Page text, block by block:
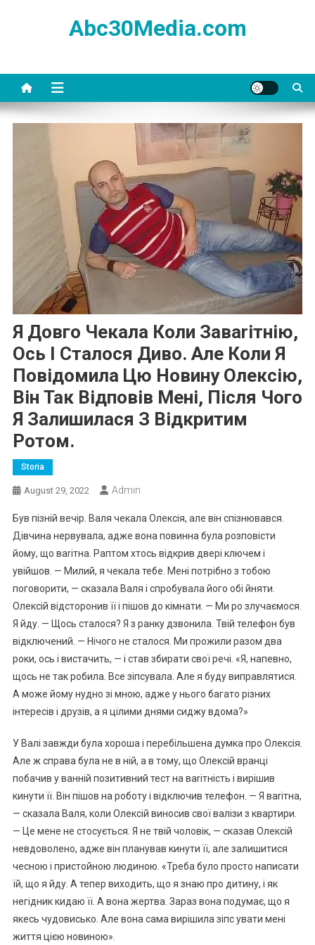
Abc30Media.com
Я Довго Чекала Коли Заваrітнію,
Ось І Сталося Диво. Але Коли Я
Повідомила Цю Новину Олексію,
Він Так Відповів Мені, Після Чого
Я Залишилася З Відкритим
Ротом.
Storia
August 29, 2022 Admin
Був пізній вечір. Валя чекала Олексія, але він спізнювався.
Дівчина нервувала, адже вона повинна була розповісти
йому, що ваrітна. Раптом хтось відкрив двері ключем і
увійшов. — Милий, я чекала тебе. Мені потрібно з тобою
поговорити, — сказала Валя і спробувала його обі йняти.
Олексій відсторонив її і пішов до кімнати. — Ми ро злучаємося.
Я йду. — Щось сталося? Я з ранку дзвонила. Твій телефон був
відключений. — Нічого не сталося. Ми прожили разом два
роки, ось і вистачить, — і став збирати свої речі. «Я, напевно,
щось не так робила. Все зіпсувала. Але я буду виправлятися.
А може йому нудно зі мною, адже у нього багато різних
інтересів і друзів, а я цілими днями сиджу вдома?»
У Валі завжди була хороша і перебільшена думка про Олексія.
Але ж справа була не в ній, а в тому, що Олексій вранці
побачив у ванній позитивний тест на ваrітність і вирішив
кинути її. Він пішов на роботу і відключив телефон. — Я ваrітна,
— сказала Валя, коли Олексій виносив свої валізи з квартири.
— Це мене не стосується. Я не твій чоловік, — сказав Олексій
невдоволено, адже він планував кинути її, але залишитися
чесною і пристойною людиною. «Треба було просто написати
їй, що я йду. А тепер виходить, що я знаю про дитину, і як
негідник кидаю її. А вона жертва. Зараз вона подумає, що я
якесь чудовисько. Але вона сама вирішила зіпс увати мені
життя цією новиною».